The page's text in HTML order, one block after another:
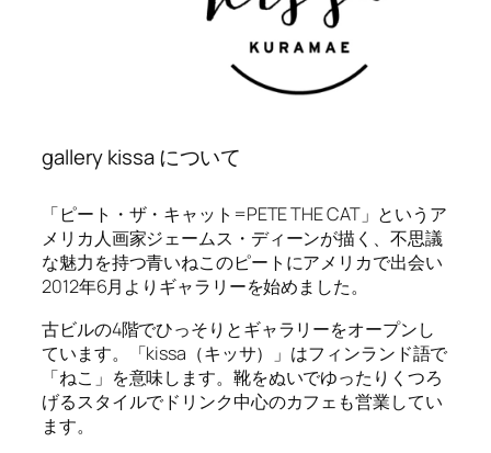
gallery kissa について
「ピート・ザ・キャット=PETE THE CAT」というア
メリカ人画家ジェームス・ディーンが描く、不思議
な魅力を持つ青いねこのピートにアメリカで出会い
2012年6月よりギャラリーを始めました。
古ビルの4階でひっそりとギャラリーをオープンし
ています。「kissa（キッサ）」はフィンランド語で
「ねこ」を意味します。靴をぬいでゆったりくつろ
げるスタイルでドリンク中心のカフェも営業してい
ます。